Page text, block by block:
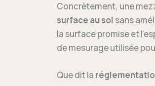
Concrètement, une
surface au sol sans
la surface promise et
de mesurage utilisée
Que dit la